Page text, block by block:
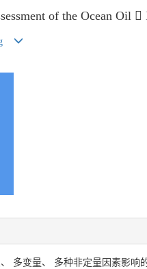
of the Ocean Oil
多变量、 多种非定量因素影响